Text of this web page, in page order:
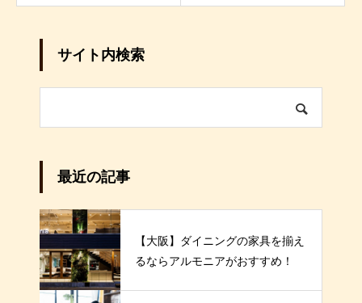
サイト内検索
最近の記事
【大阪】ダイニングの家具を揃え
るならアルモニアがおすすめ！